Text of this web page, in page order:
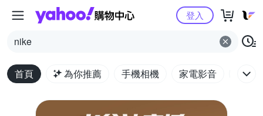
Yahoo購物中心
nike
登入
首頁 為你推薦 手機相機 家電影音 電腦